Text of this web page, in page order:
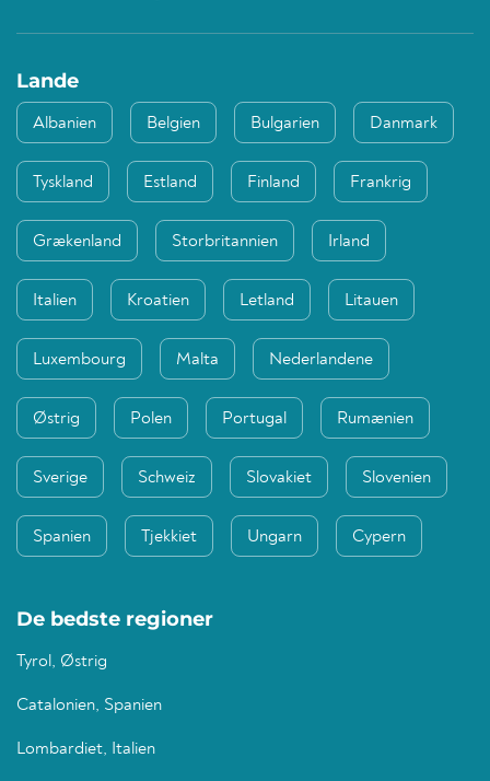
Lande
Albanien Belgien Bulgarien Danmark
Tyskland Estland Finland Frankrig
Grækenland Storbritannien Irland
Italien Kroatien Letland Litauen
Luxembourg Malta Nederlandene
Østrig Polen Portugal Rumænien
Sverige Schweiz Slovakiet Slovenien
Spanien Tjekkiet Ungarn Cypern
De bedste regioner
Tyrol, Østrig
Catalonien, Spanien
Lombardiet, Italien